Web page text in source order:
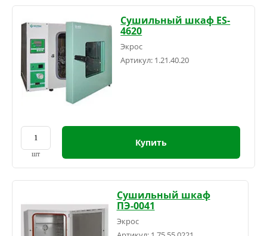
Сушильный шкаф ES-
4620
Экрос
Артикул: 1.21.40.20
шт
Купить
Сушильный шкаф
ПЭ-0041
Экрос